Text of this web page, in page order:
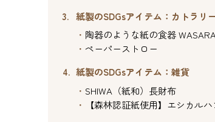
紙製のSDGsアイテム：カトラリー
陶器のような紙の食器
ペーパーストロー
紙製のSDGsアイテム：雑貨
SHIWA（紙和）長財布
【森林認証紙使用】エシカル